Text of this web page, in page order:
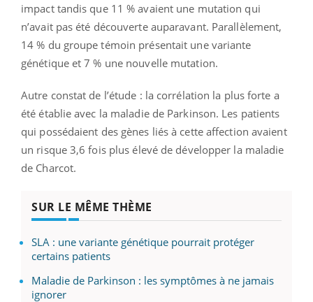
impact tandis que 11 % avaient une mutation qui
n’avait pas été découverte auparavant. Parallèlement,
14 % du groupe témoin présentait une variante
génétique et 7 % une nouvelle mutation.
Autre constat de l’étude : la corrélation la plus forte a
été établie avec la maladie de Parkinson. Les patients
qui possédaient des gènes liés à cette affection avaient
un risque 3,6 fois plus élevé de développer la maladie
de Charcot.
SUR LE MÊME THÈME
SLA : une variante génétique pourrait protéger
certains patients
Maladie de Parkinson : les symptômes à ne jamais
ignorer